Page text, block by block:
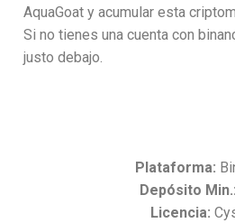
AquaGoat y acumular esta
Si no tienes una cuenta con
justo debajo.
Plataforma:
Depósito Min.:
Licencia: